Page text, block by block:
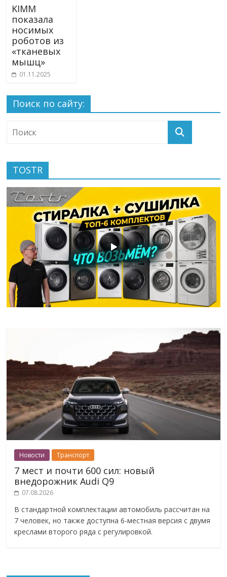
KIMM
показала
носимых
роботов из
«тканевых
мышц»
01.11.2025
Поиск по сайту:
TOSTR
Новости Транспорт
7 мест и почти 600 сил: новый
внедорожник Audi Q9
07.08.2026
В стандартной комплектации автомобиль рассчитан на
7 человек, но также доступна 6-местная версия с двумя
креслами второго ряда с регулировкой.